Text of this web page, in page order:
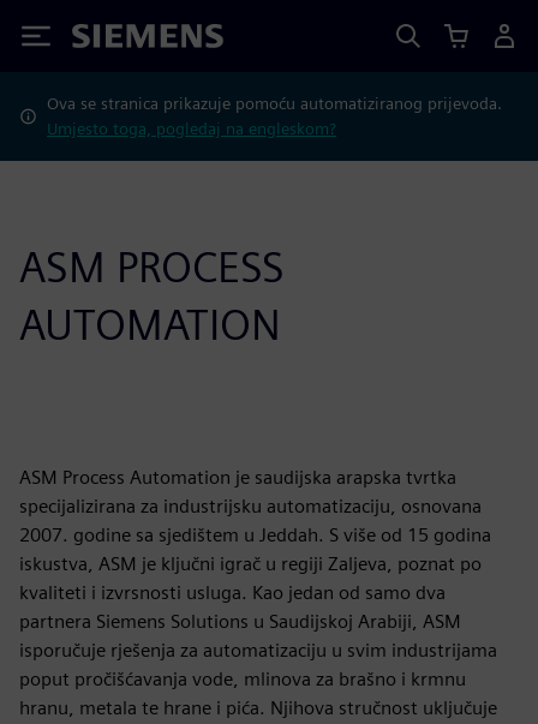
Siemens
Ova se stranica prikazuje pomoću automatiziranog prijevoda.
Umjesto toga, pogledaj na engleskom?
ASM PROCESS
AUTOMATION
ASM Process Automation je saudijska arapska tvrtka
specijalizirana za industrijsku automatizaciju, osnovana
2007. godine sa sjedištem u Jeddah. S više od 15 godina
iskustva, ASM je ključni igrač u regiji Zaljeva, poznat po
kvaliteti i izvrsnosti usluga. Kao jedan od samo dva
partnera Siemens Solutions u Saudijskoj Arabiji, ASM
isporučuje rješenja za automatizaciju u svim industrijama
poput pročišćavanja vode, mlinova za brašno i krmnu
hranu, metala te hrane i pića. Njihova stručnost uključuje